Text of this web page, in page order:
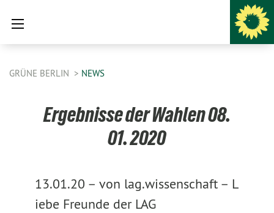
GRÜNE BERLIN NEWS
Ergebnisse der Wahlen 08.
01. 2020
13.01.20 – von lag.wissenschaft – L
iebe Freunde der LAG